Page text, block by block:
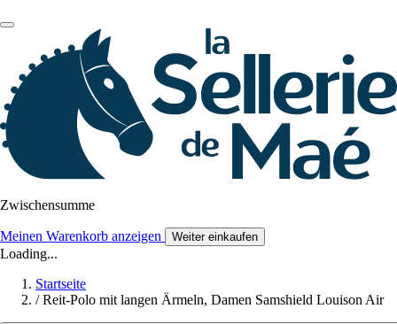
Zwischensumme
Meinen Warenkorb anzeigen Weiter einkaufen
Loading...
Startseite
/ Reit-Polo mit langen Ärmeln, Damen Samshield Louison Air